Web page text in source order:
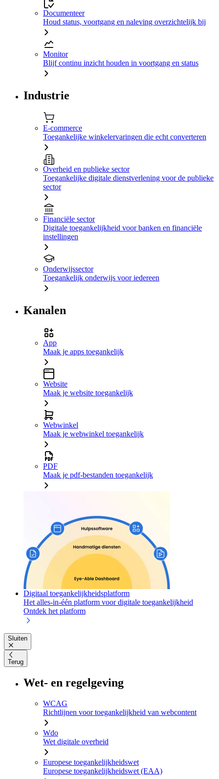
Documenteer
Houd status, voortgang en naleving overzichtelijk bij
Monitor
Blijf continu inzicht houden in voortgang en status
Industrie
E-commerce
Toegankelijke winkelervaringen die echt converteren
Overheid en publieke sector
Toegankelijke digitale dienstverlening voor de publieke
sector
Financiële sector
Digitale toegankelijkheid voor banken en financiële
instellingen
Onderwijssector
Toegankelijk onderwijs voor iedereen
Kanalen
App
Maak je apps toegankelijk
Website
Maak je website toegankelijk
Webwinkel
Maak je webwinkel toegankelijk
PDF
Maak je pdf-bestanden toegankelijk
Digitaal toegankelijkheidsplatform
Het alles-in-één platform voor digitale toegankelijkheid
Ontdek het platform
Sluiten
Terug
Wet- en regelgeving
WCAG
Richtlijnen voor toegankelijkheid van webcontent
Wdo
Wet digitale overheid
Europese toegankelijkheidswet
Europese toegankelijkheidswet (EAA)